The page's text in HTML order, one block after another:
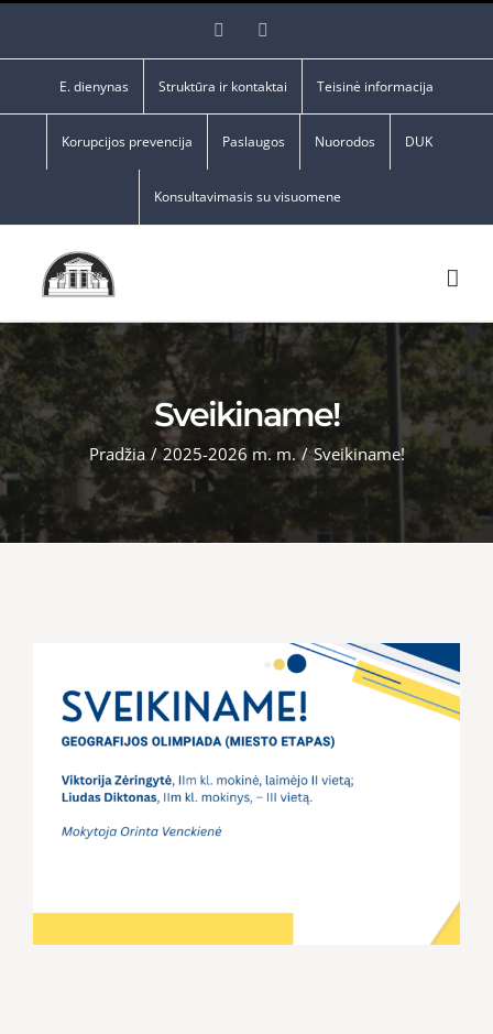
Facebook
E. dienynas Struktūra ir kontaktai Teisinė informacija
Korupcijos prevencija Paslaugos Nuorodos DUK
Konsultavimasis su visuomene
Sveikiname!
Pradžia / 2025-2026 m. m. / Sveikiname!